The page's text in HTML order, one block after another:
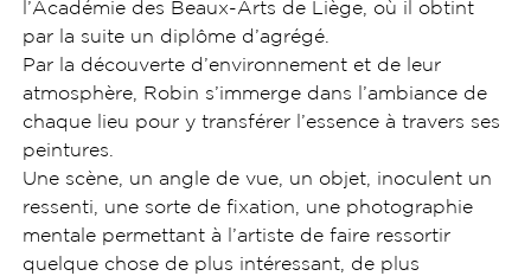
l’Académie des Beaux-Arts de Liège, où il obtint
par la suite un diplôme d’agrégé.
Par la découverte d’environnement et de leur
atmosphère, Robin s’immerge dans l’ambiance de
chaque lieu pour y transférer l’essence à travers ses
peintures.
Une scène, un angle de vue, un objet, inoculent un
ressenti, une sorte de fixation, une photographie
mentale permettant à l’artiste de faire ressortir
quelque chose de plus intéressant, de plus